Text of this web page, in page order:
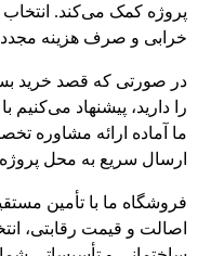
پروژه کمک می‌کند.
خرابی و صرف هزینه
در صورتی که قصد خرید
را دارید، پیشنهاد می‌کنیم
ما آماده ارائه مشاوره
ارسال سریع به محل
فروشگاه ما با تأمین
اصالت و قیمت رقابتی،